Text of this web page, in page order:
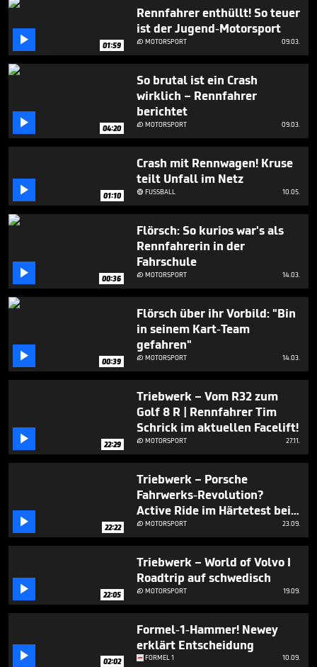
minutes,
seconds
 01:59
Rennfahrer enthüllt! So teuer
ist der Jugend-Motorsport
MOTORSPORT 09.03.
 04:20
So brutal ist ein Crash
wirklich – Rennfahrer
berichtet
MOTORSPORT 09.03.
 01:10
Crash mit Rennwagen! Kruse
teilt Unfall im Netz
FUSSBALL 10.05.
 00:36
Flörsch: So kurios war's als
Rennfahrerin in der
Fahrschule
MOTORSPORT 14.03.
 00:39
Flörsch über ihr Vorbild: "Bin
in seinem Kart-Team
gefahren"
MOTORSPORT 14.03.
 22:29
Triebwerk – Vom R32 zum
Golf 8 R | Rennfahrer Tim
Schrick im aktuellen Facelift!
MOTORSPORT 27.11.
 22:22
Triebwerk – Porsche
Fahrwerks-Revolution?
Active Ride im Härtetest bei
Walter Röhrl & Tim Schrick I
Nürburgring Nordschleife
MOTORSPORT 23.09.
 22:05
Triebwerk – World of Volvo I
Roadtrip auf schwedisch
MOTORSPORT 19.09.
 02:02
Formel-1-Hammer! Newey
erklärt Entscheidung
FORMEL 1 10.09.